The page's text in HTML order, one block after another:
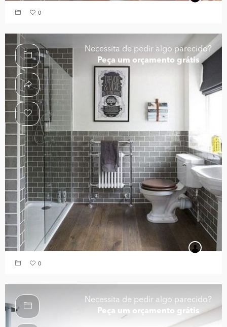
0
Necessita de pedir algo parecido?
Peça um orçamento grátis
0
Necessita de pedir algo parecido?
Peça um orçamento grátis